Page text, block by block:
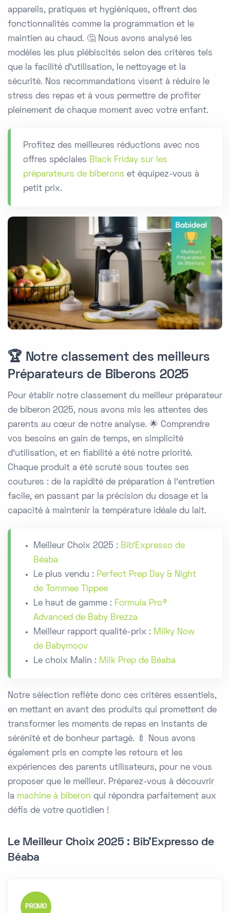
appareils, pratiques et hygiéniques, offrent des
fonctionnalités comme la programmation et le
maintien au chaud. 🤔 Nous avons analysé les
modèles les plus plébiscités selon des critères tels
que la facilité d’utilisation, le nettoyage et la
sécurité. Nos recommandations visent à réduire le
stress des repas et à vous permettre de profiter
pleinement de chaque moment avec votre enfant.
Profitez des meilleures réductions avec nos
offres spéciales Black Friday sur les
préparateurs de biberons et équipez-vous à
petit prix.
🏆 Notre classement des meilleurs
Préparateurs de Biberons 2025
Pour établir notre classement du meilleur préparateur
de biberon 2025, nous avons mis les attentes des
parents au cœur de notre analyse. 🌟 Comprendre
vos besoins en gain de temps, en simplicité
d'utilisation, et en fiabilité a été notre priorité.
Chaque produit a été scruté sous toutes ses
coutures : de la rapidité de préparation à l'entretien
facile, en passant par la précision du dosage et la
capacité à maintenir la température idéale du lait.
Meilleur Choix 2025 : Bib'Expresso de
Béaba
Le plus vendu : Perfect Prep Day & Night
de Tommee Tippee
Le haut de gamme : Formula Pro®
Advanced de Baby Brezza
Meilleur rapport qualité-prix : Milky Now
de Babymoov
Le choix Malin : Milk Prep de Béaba
Notre sélection reflète donc ces critères essentiels,
en mettant en avant des produits qui promettent de
transformer les moments de repas en instants de
sérénité et de bonheur partagé. 🍼 Nous avons
également pris en compte les retours et les
expériences des parents utilisateurs, pour ne vous
proposer que le meilleur. Préparez-vous à découvrir
la machine à biberon qui répondra parfaitement aux
défis de votre quotidien !
Le Meilleur Choix 2025 : Bib'Expresso de
Béaba
PROMO